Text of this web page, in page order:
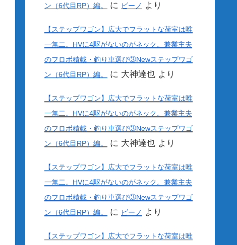
ン（6代目RP）編。
に ビーノ より
【ステップワゴン】広大でフラットな荷室は唯
一無二。HVに4駆がないのがネック。兼業主夫
のフロボ積載・釣り車選び③Newステップワゴ
ン（6代目RP）編。
に 大神達也 より
【ステップワゴン】広大でフラットな荷室は唯
一無二。HVに4駆がないのがネック。兼業主夫
のフロボ積載・釣り車選び③Newステップワゴ
ン（6代目RP）編。
に 大神達也 より
【ステップワゴン】広大でフラットな荷室は唯
一無二。HVに4駆がないのがネック。兼業主夫
のフロボ積載・釣り車選び③Newステップワゴ
ン（6代目RP）編。
に ビーノ より
【ステップワゴン】広大でフラットな荷室は唯